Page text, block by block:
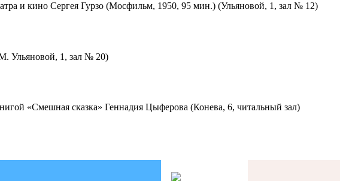
и кино Сергея Гурзо (Мосфильм, 1950, 95 мин.) (Ульяновой, 1, зал № 12)
Ульяновой, 1, зал № 20)
«Смешная сказка» Геннадия Цыферова (Конева, 6, читальный зал)